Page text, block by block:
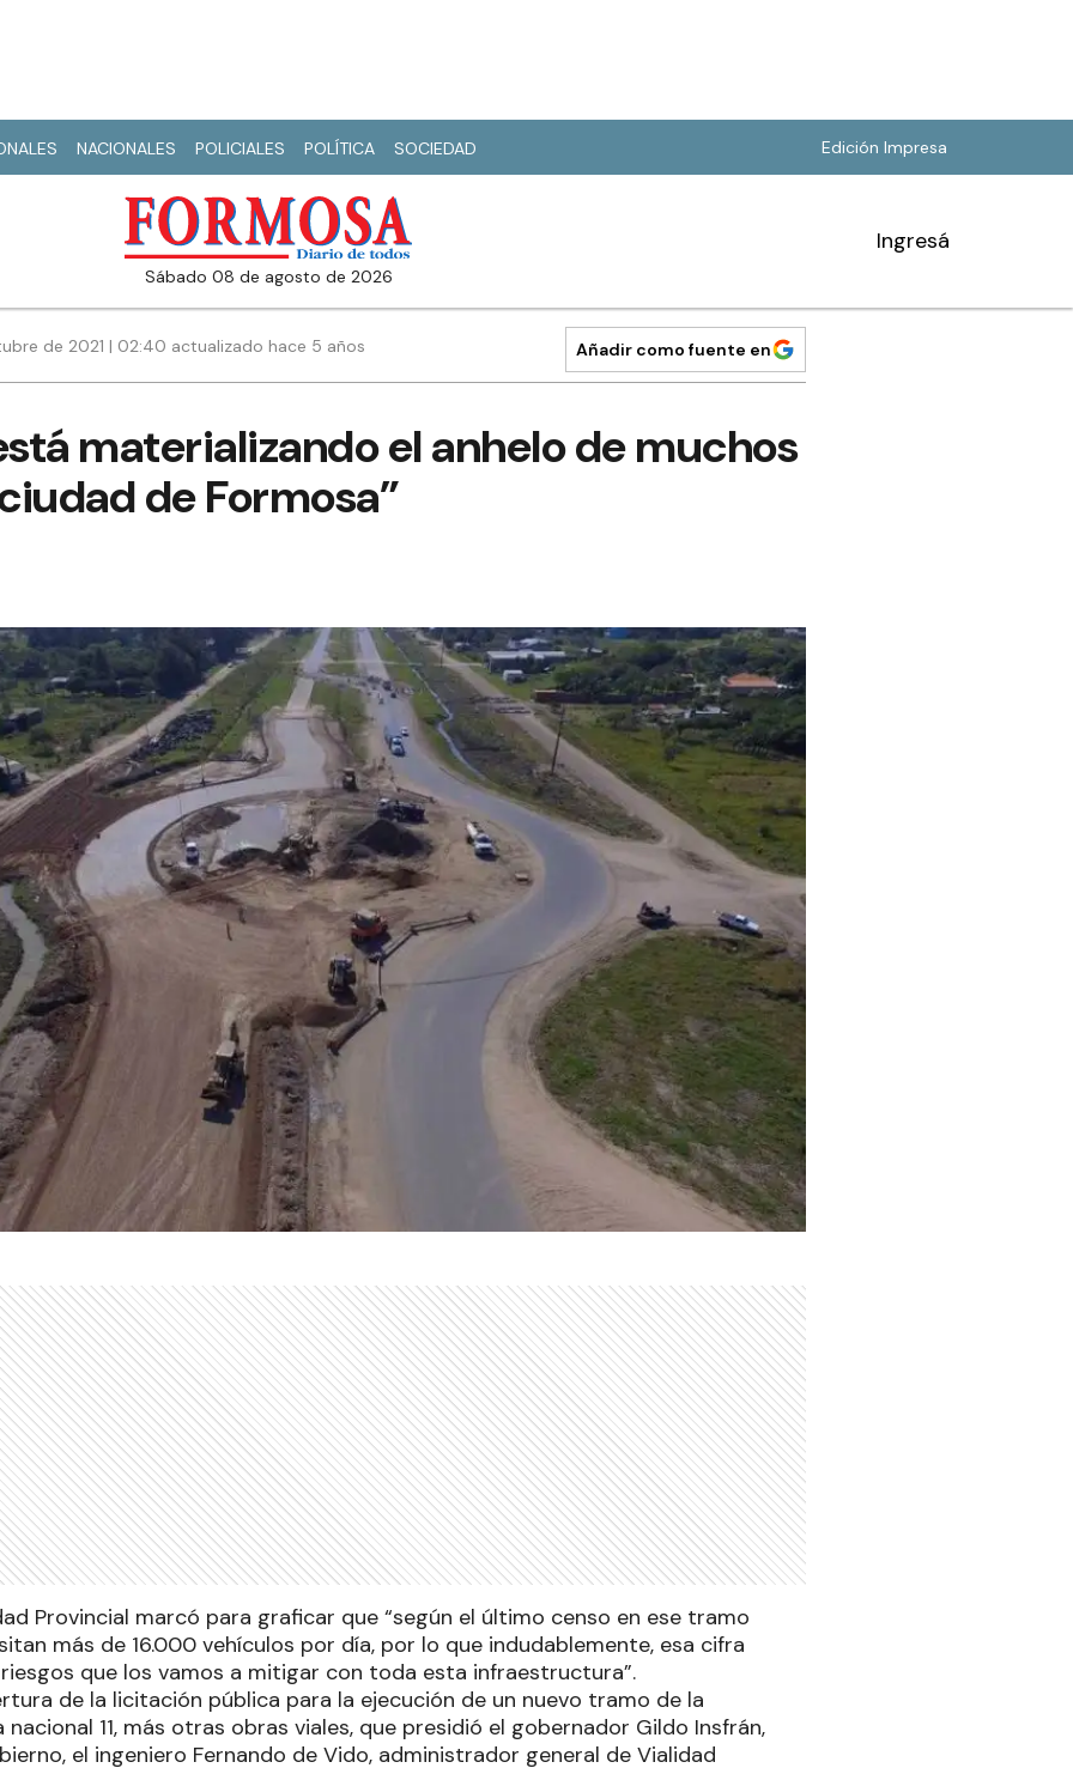
NACIONALES POLICIALES POLÍTICA SOCIEDAD Edición Impresa
sábado 08 de agosto de 2026
Ingresá
de 2021 | 02:40 actualizado hace 5 años Añadir como fuente en
materializando el anhelo de muchos
de Formosa”
Provincial marcó para graficar que “según el último censo en ese tramo
más de 16.000 vehículos por día, por lo que indudablemente, esa cifra
que los vamos a mitigar con toda esta infraestructura”.
de la licitación pública para la ejecución de un nuevo tramo de la
11, más otras obras viales, que presidió el gobernador Gildo Insfrán,
el ingeniero Fernando de Vido, administrador general de Vialidad